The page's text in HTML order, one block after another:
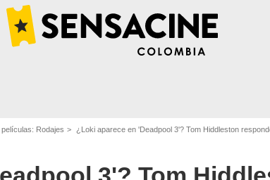
Rodajes ¿Loki aparece en 'Deadpool 3'? Tom Hiddleston